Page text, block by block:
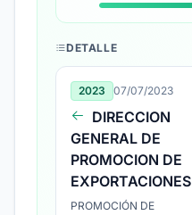
DETALLE
2023 07/07/2023
DIRECCION
GENERAL DE
PROMOCION DE
EXPORTACIONES
PROMOCIÓN DE